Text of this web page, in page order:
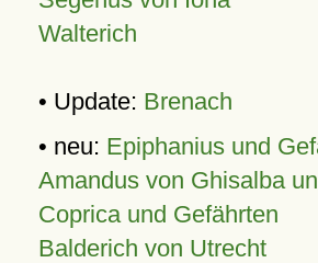
Walterich
• Update: Brenach
• neu: Epiphanius und
Amandus von Ghisalba
Coprica und Gefährten
Balderich von Utrecht